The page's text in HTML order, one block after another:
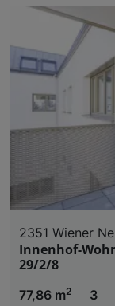
2351 Wiener
Innenhof-
29/2/8
77,86 m2
3